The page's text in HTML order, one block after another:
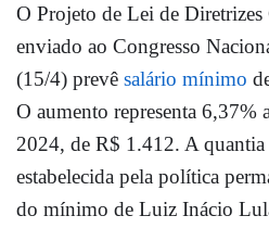
O Projeto de Lei de
enviado ao Congresso
(15/4) prevê salário mínimo
O aumento representa 6,37%
2024, de R$ 1.412. A
estabelecida pela política
do mínimo de Luiz Inácio